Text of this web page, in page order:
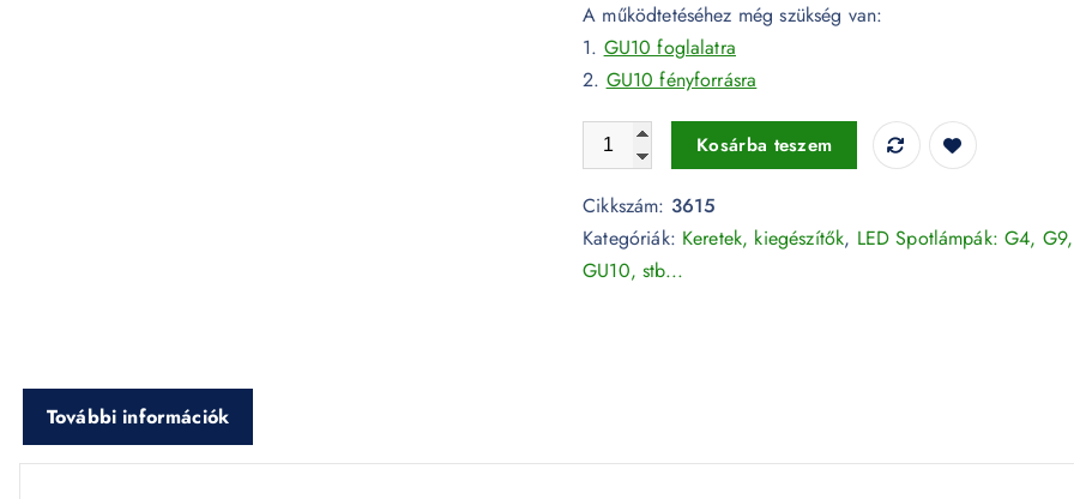
A működtetéséhez még szükség van:
1. GU10 foglalatra
2. GU10 fényforrásra
GU10 keret fehér szögletes IP54 - 3615 mennyiség
Kosárba teszem
Cikkszám: 3615
Kategóriák: Keretek, kiegészítők, LED Spotlámpák: G4, G9,
GU10, stb...
További információk